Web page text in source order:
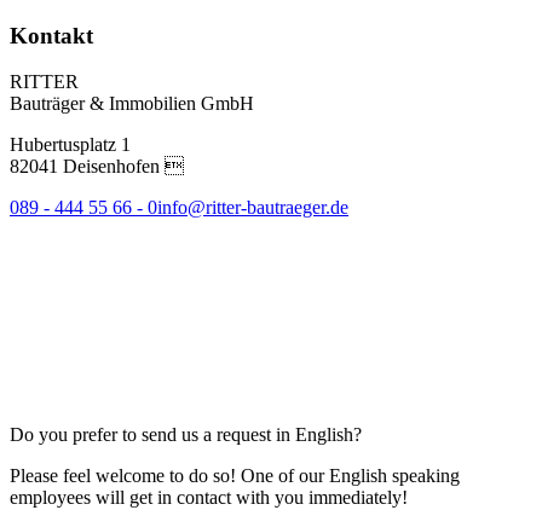
Kontakt
RITTER
Bauträger & Immobilien GmbH
Hubertusplatz 1
82041 Deisenhofen 
089 - 444 55 66 - 0info@ritter-bautraeger.de
Do you prefer to send us a request in English?
Please feel welcome to do so! One of our English speaking
employees will get in contact with you immediately!